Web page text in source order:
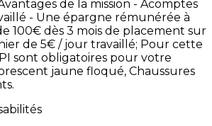
de la mission - Acomptes
- Une épargne rémunérée à
100€ dès 3 mois de placement sur
de 5€ / jour travaillé; Pour cette
sont obligatoires pour votre
jaune floqué, Chaussures